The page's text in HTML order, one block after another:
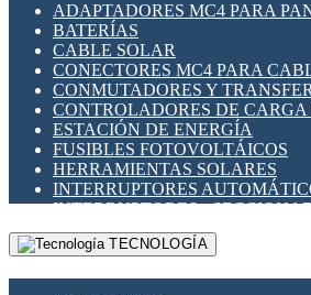
ADAPTADORES MC4 PARA
BATERÍAS
CABLE SOLAR
CONECTORES MC4 PARA
CONMUTADORES Y
CONTROLADORES DE CARGA
ESTACIÓN DE ENERGÍA
FUSIBLES FOTOVOLTÁICOS
HERRAMIENTAS SOLARES
INTERRUPTORES
INTERRUPTORES -
FOTOVOLTÁICOS
MONTAJE PANEL SOLAR
TECNOLOGÍA